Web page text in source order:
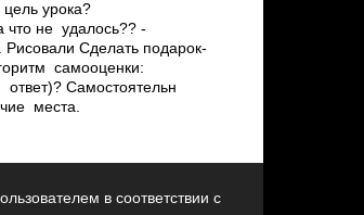
урока?
что не удалось??
Рисовали Сделать подарок­
самооценки:
Самостоятельн
места.
в соответствии с